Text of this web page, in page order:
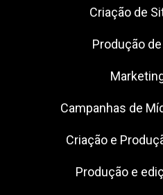
Criação de
Produção
Campanhas de
Criação e
Produção e